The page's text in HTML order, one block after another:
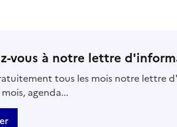
vous à notre lettre
tous les mois notre lettre
agenda...